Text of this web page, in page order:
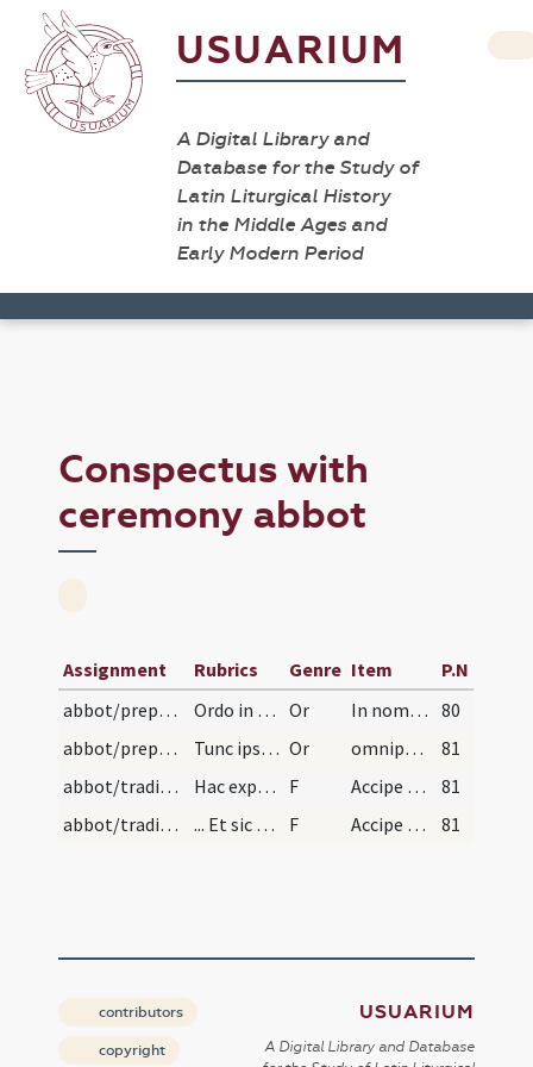
USUARIUM
A Digital Library and
Database for the Study of
Latin Liturgical History
in the Middle Ages and
Early Modern Period
Conspectus with
ceremony abbot
Assignment Rubrics Genre Item
P.N
abbot/preparatory prayers/1
Ordo in ordinatione abbatis. Quum venerit is qui… Or In nomine Patris et Filii et Spiritus Sancti fiat tibi indumentum hoc in sanctificatione animi et corporis tui .. aeternam Dominus proteget libertatem.
80
abbot/preparatory prayers/2
Tunc ipse qui consecrandus est abbas tradet episc… Or omnipotens Christe Domine a quo est omnis vera paternitas et honorum omnium dignitas te supplices imploramus ut huic famulo tuo ... in sanctorum laetetur societate securus.
81
abbot/traditio instrumentorum/1
Hac explicita tradetur ei baculum ab episcopo et… F Accipe baculum ad sustentationem tuae honestissime vitae
81
abbot/traditio instrumentorum/2
... Et sic postea in ordine suo stabit datque pac… F Accipe hunc librus regularum studens ad tuam vel ad subiectorum disponendam sanctissimam vitam 81
contributors
copyright
USUARIUM
A Digital Library and Database